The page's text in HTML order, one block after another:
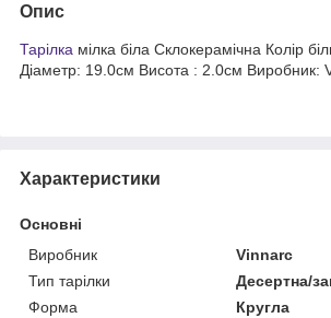
Опис
Тарілка мілка біла Склокерамічна Колір
Діаметр: 19.0см Висота : 2.0см Виробник:
Характеристики
Основні
Виробник
Vinnarc
Тип тарілки
Десертна/
Форма
Кругла